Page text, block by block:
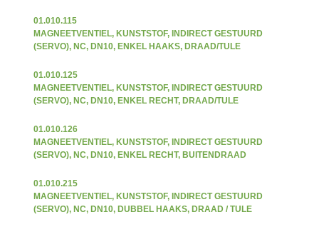
01.010.115
MAGNEETVENTIEL, KUNSTSTOF, INDIRECT GESTUURD
(SERVO), NC, DN10, ENKEL HAAKS, DRAAD/TULE
01.010.125
MAGNEETVENTIEL, KUNSTSTOF, INDIRECT GESTUURD
(SERVO), NC, DN10, ENKEL RECHT, DRAAD/TULE
01.010.126
MAGNEETVENTIEL, KUNSTSTOF, INDIRECT GESTUURD
(SERVO), NC, DN10, ENKEL RECHT, BUITENDRAAD
01.010.215
MAGNEETVENTIEL, KUNSTSTOF, INDIRECT GESTUURD
(SERVO), NC, DN10, DUBBEL HAAKS, DRAAD / TULE